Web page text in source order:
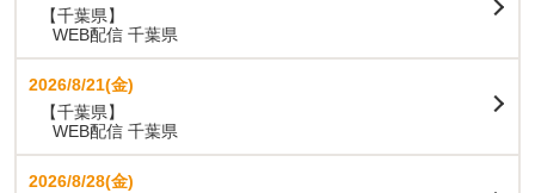
【千葉県】
WEB配信 千葉県
2026/8/21(金)
【千葉県】
WEB配信 千葉県
2026/8/28(金)